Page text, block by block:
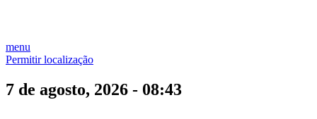
menu
Permitir localização
7 de agosto, 2026 - 08:43